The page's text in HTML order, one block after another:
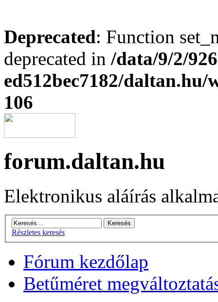
Deprecated: Function
deprecated in /data/9/2/
ed512bec7182/
106
forum.daltan.hu
Elektronikus aláírás
Részletes keresés
Fórum kezdőlap
Betűméret